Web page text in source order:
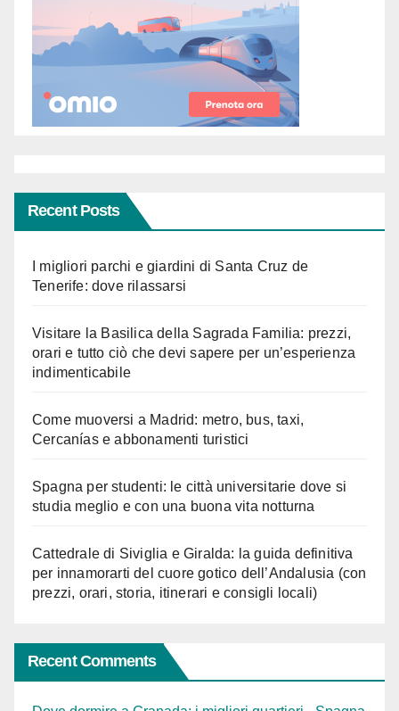
Recent Posts
I migliori parchi e giardini di Santa Cruz de
Tenerife: dove rilassarsi
Visitare la Basilica della Sagrada Familia: prezzi,
orari e tutto ciò che devi sapere per un’esperienza
indimenticabile
Come muoversi a Madrid: metro, bus, taxi,
Cercanías e abbonamenti turistici
Spagna per studenti: le città universitarie dove si
studia meglio e con una buona vita notturna
Cattedrale di Siviglia e Giralda: la guida definitiva
per innamorarti del cuore gotico dell’Andalusia (con
prezzi, orari, storia, itinerari e consigli locali)
Recent Comments